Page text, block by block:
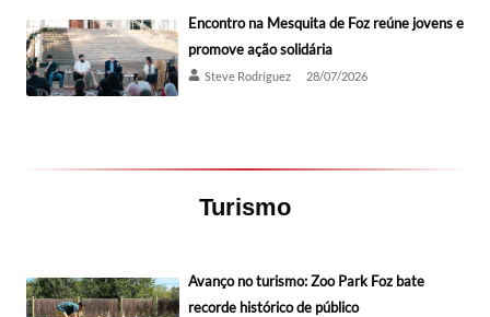
Encontro na Mesquita de Foz reúne jovens e
promove ação solidária
Steve Rodríguez 28/07/2026
Turismo
Avanço no turismo: Zoo Park Foz bate
recorde histórico de público